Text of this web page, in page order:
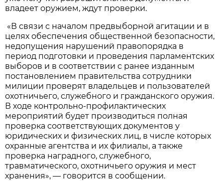
владеет оружием, ждут проверки.
«В связи с началом предвыборной агитации и в
целях обеспечения общественной безопасности,
недопущения нарушений правопорядка в
период подготовки и проведения парламентских
выборов и в соответствии с ранее изданным
постановлением правительства сотрудники
милиции проверят владельцев и пользователей
охотничьего, служебного и гражданского оружия.
В ходе контрольно-профилактических
мероприятий будет производиться полная
проверка соответствующих документов у
юридических и физических лиц, в числе которых
охранные агентства и их филиалы, а также
проверка наградного, служебного,
травматического, охотничьего оружия и мест
хранения», — говорится в сообщении.